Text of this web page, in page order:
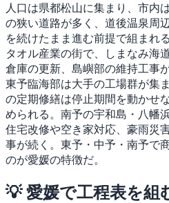
人口は県都松山に集まり、市内
の狭い道路が多く、道後温泉周
を続けたまま進む前提で組まれ
タオル産業の街で、しまなみ海
倉庫の更新、島嶼部の維持工事
東予臨海部は大手の工場群が集
の定期修繕は停止期間を動かせ
められる。南予の宇和島・八幡
住宅改修や空き家対応、豪雨災
事が続く。東予・中予・南予で
のが愛媛の特徴だ。
💡 愛媛で工程表を組